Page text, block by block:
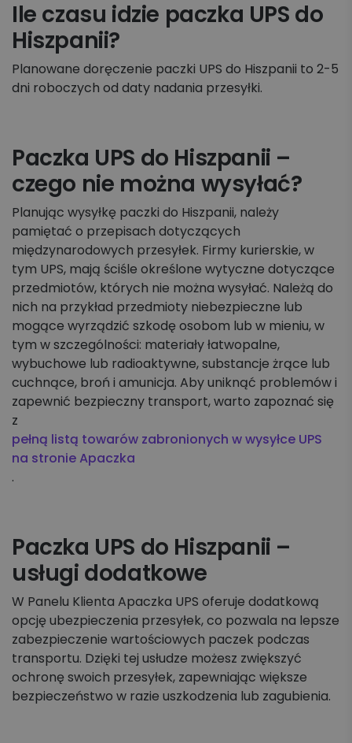
Ile czasu idzie paczka UPS do
Hiszpanii?
Planowane doręczenie paczki UPS do Hiszpanii to 2-5
dni roboczych od daty nadania przesyłki.
Paczka UPS do Hiszpanii –
czego nie można wysyłać?
Planując wysyłkę paczki do Hiszpanii, należy
pamiętać o przepisach dotyczących
międzynarodowych przesyłek. Firmy kurierskie, w
tym UPS, mają ściśle określone wytyczne dotyczące
przedmiotów, których nie można wysyłać. Należą do
nich na przykład przedmioty niebezpieczne lub
mogące wyrządzić szkodę osobom lub w mieniu, w
tym w szczególności: materiały łatwopalne,
wybuchowe lub radioaktywne, substancje żrące lub
cuchnące, broń i amunicja. Aby uniknąć problemów i
zapewnić bezpieczny transport, warto zapoznać się
z
pełną listą towarów zabronionych w wysyłce UPS
na stronie Apaczka
.
Paczka UPS do Hiszpanii –
usługi dodatkowe
W Panelu Klienta Apaczka UPS oferuje dodatkową
opcję ubezpieczenia przesyłek, co pozwala na lepsze
zabezpieczenie wartościowych paczek podczas
transportu. Dzięki tej usłudze możesz zwiększyć
ochronę swoich przesyłek, zapewniając większe
bezpieczeństwo w razie uszkodzenia lub zagubienia.